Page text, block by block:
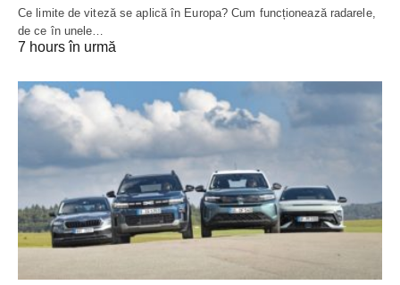
Ce limite de viteză se aplică în Europa? Cum funcționează radarele,
de ce în unele…
7 hours în urmă